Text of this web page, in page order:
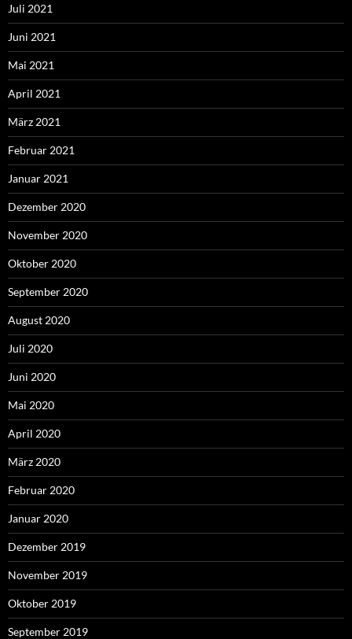
Juli 2021
Juni 2021
Mai 2021
April 2021
März 2021
Februar 2021
Januar 2021
Dezember 2020
November 2020
Oktober 2020
September 2020
August 2020
Juli 2020
Juni 2020
Mai 2020
April 2020
März 2020
Februar 2020
Januar 2020
Dezember 2019
November 2019
Oktober 2019
September 2019